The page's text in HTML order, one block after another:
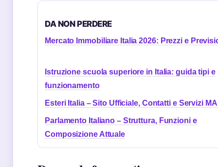
DA NON PERDERE
Mercato Immobiliare Italia 2026: Prezzi e
Istruzione scuola superiore in Italia: guida tipi e
funzionamento
Esteri Italia – Sito Ufficiale, Contatti e Servizi
Parlamento Italiano – Struttura, Funzioni e
Composizione Attuale